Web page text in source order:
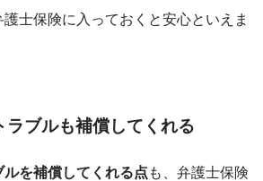
士保険に入っておくと安心といえま
ラブルも補償してくれる
を補償してくれる点 も、弁護士保険